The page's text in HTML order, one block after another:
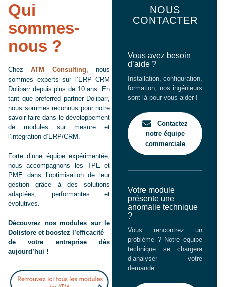
Qui
sommes-
nous ?
ChezATM Consulting, nous
sommes experts sur l’ERP CRM
Dolibarr depuis plus de 10 ans. En
tant que preferred partner Dolibarr,
nous sommes reconnus pour notre
savoir-faire dans le développement
de modules sur mesure et
l’intégration d’ERP/CRM.
Forte d’une équipe expérimentée,
nous accompagnons les TPE et
PME dans l’optimisation de leur
gestion grâce à des solutions
adaptées, performantes et
évolutives.
Découvrez nos modules sur le
Dolistore et boostez l’efficacité
de votre entreprise dès
aujourd’hui !
NOUS
CONTACTER
Vous avez besoin
d’aide ?
Installation, configuration,
formation, nos ingénieurs
sont là pour vous aider !
Contactez
notre équipe
commerciale
Votre module
présente une
anomalie technique
?
Vous rencontrez un
problème ? Notre équipe
technique se chargera
d’analyser votre
demande.